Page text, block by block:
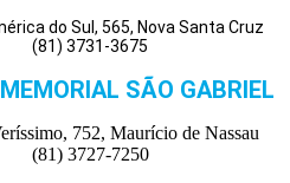
do Sul, 565, Nova Santa Cruz
(81) 3731-3675
SÃO GABRIEL
752, Maurício de Nassau
(81) 3727-7250